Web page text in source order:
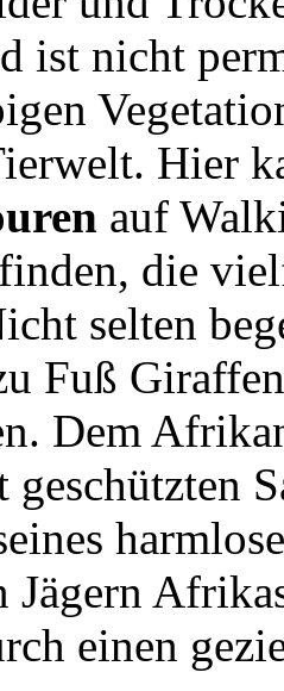
ist nicht
Hier
auf
die
selten
Fuß
Dem
geschützten
Jägern
einen